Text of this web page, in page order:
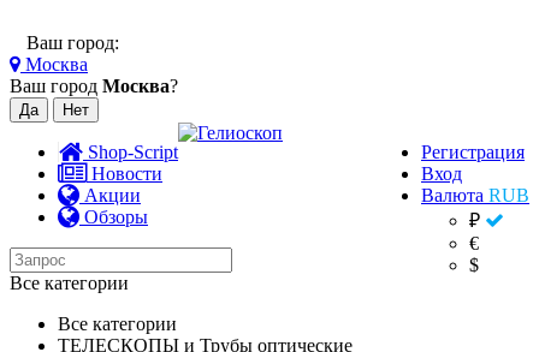
Ваш город:
Москва
Ваш город Москва?
Shop-Script
Новости
Акции
Обзоры
Регистрация
Вход
Валюта RUB
₽
€
$
Все категории
Все категории
ТЕЛЕСКОПЫ и Трубы оптические